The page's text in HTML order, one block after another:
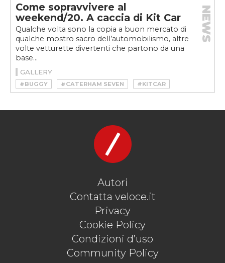
Come sopravvivere al
weekend/20. A caccia di Kit Car
Qualche volta sono la copia a buon mercato di
qualche mostro sacro dell’automobilismo, altre
volte vetturette divertenti che partono da una
base...
NEWS
GALLERY
#BUGGY #CATERHAM SEVEN
#KITCAR
#LANCIA STRATOS
#PILGRIM MOTORSPORT
#PORSCHE 356 REPLICA
Autori
Contatta veloce.it
Privacy
Cookie Policy
Condizioni d’uso
Community Policy